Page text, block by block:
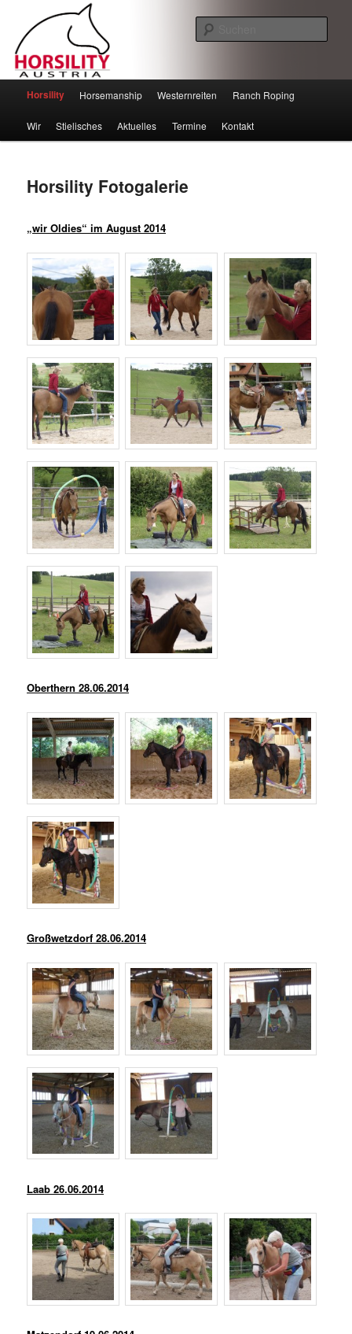
Horsility – Horsemanship
Zum
Inhalt
Zum
sekundären
wechseln
Horsility Horsemanship Westernreiten Ranch Roping
Wir Stielisches Aktuelles Termine Kontakt
Horsility Fotogalerie
„wir Oldies“ im August 2014
Oberthern 28.06.2014
Großwetzdorf 28.06.2014
Laab 26.06.2014